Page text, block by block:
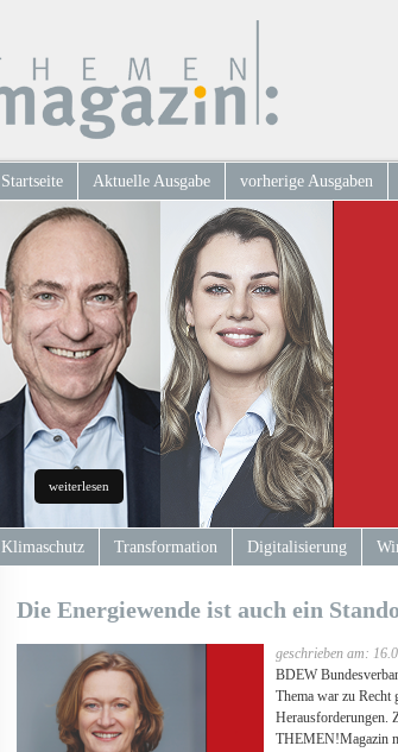
Startseite Aktuelle Ausgabe vorherige Ausgaben
weiterlesen
Klimaschutz Transformation Digitalisierung
Die Energiewende ist auch ein
geschrieben am:
BDEW
Thema war zu Recht
Herausforderungen.
THEMEN!Magazin